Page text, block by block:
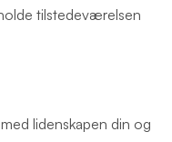
tilstedeværelsen
lidenskapen din og